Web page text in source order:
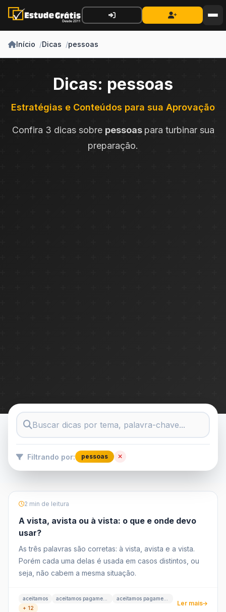
Início Dicas pessoas
Dicas: pessoas
Estratégias e Conteúdos para sua Aprovação
Confira 3 dicas sobre pessoas para turbinar sua
preparação.
Filtrando por: pessoas
2 min de leitura
A vista, avista ou à vista: o que e onde devo
usar?
As três palavras são corretas: à vista, avista e a vista.
Porém cada uma delas é usada em casos distintos, ou
seja, não cabem a mesma situação.
aceitamos
+ 12
Ler mais